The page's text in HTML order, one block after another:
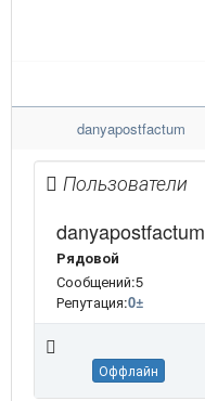
danyapostfactum
Пользователи
danyapostfactum
Рядовой
Сообщений:5
Репутация:0±
Оффлайн